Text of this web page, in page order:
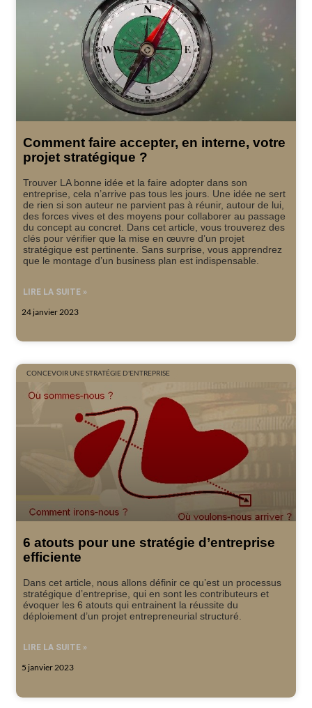
Comment faire accepter, en interne, votre
projet stratégique ?
Trouver LA bonne idée et la faire adopter dans son
entreprise, cela n’arrive pas tous les jours. Une idée ne sert
de rien si son auteur ne parvient pas à réunir, autour de lui,
des forces vives et des moyens pour collaborer au passage
du concept au concret. Dans cet article, vous trouverez des
clés pour vérifier que la mise en œuvre d’un projet
stratégique est pertinente. Sans surprise, vous apprendrez
que le montage d’un business plan est indispensable.
LIRE LA SUITE »
24 janvier 2023
CONCEVOIR UNE STRATÉGIE D'ENTREPRISE
6 atouts pour une stratégie d’entreprise
efficiente
Dans cet article, nous allons définir ce qu’est un processus
stratégique d’entreprise, qui en sont les contributeurs et
évoquer les 6 atouts qui entrainent la réussite du
déploiement d’un projet entrepreneurial structuré.
LIRE LA SUITE »
5 janvier 2023